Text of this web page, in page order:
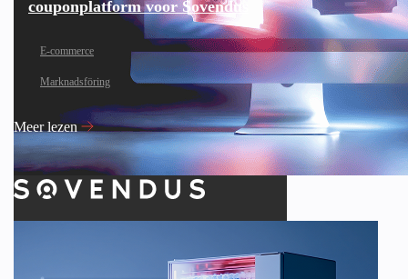
couponplatform voor Sovendus
E-commerce
Marknadsföring
Meer lezen